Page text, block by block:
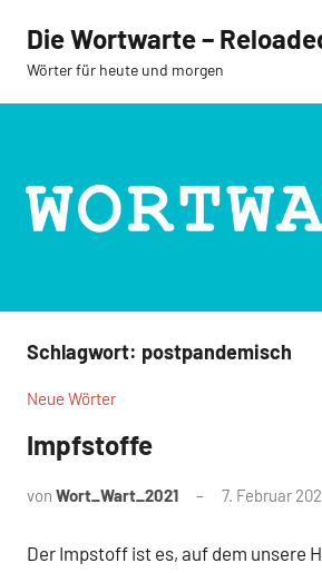
Inhalt
springen
Die Wortwarte –
Wörter für heute und morgen
Schlagwort: postpandemisch
Neue Wörter
Impfstoffe
von Wort_Wart_2021 7. Februar
Der Impstoff ist es, auf dem unsere